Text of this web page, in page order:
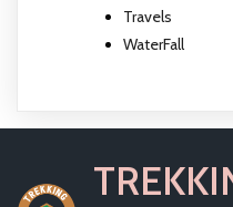
Travels
WaterFall